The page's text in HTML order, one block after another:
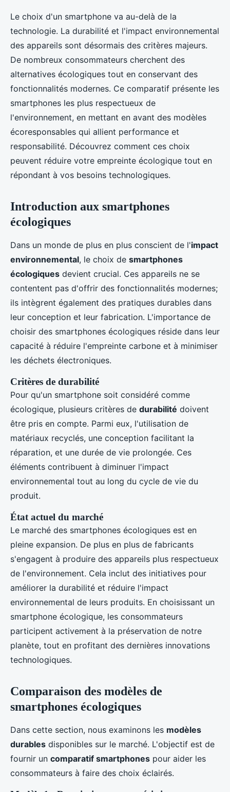
Comparatif smartphones : Les
choix les plus écologiques
Mathys•9 octobre 2024•5 min de lecture
Le choix d'un smartphone va au-delà de la
technologie. La durabilité et l'impact environnemental
des appareils sont désormais des critères majeurs.
De nombreux consommateurs cherchent des
alternatives écologiques tout en conservant des
fonctionnalités modernes. Ce comparatif présente les
smartphones les plus respectueux de
l'environnement, en mettant en avant des modèles
écoresponsables qui allient performance et
responsabilité. Découvrez comment ces choix
peuvent réduire votre empreinte écologique tout en
répondant à vos besoins technologiques.
Introduction aux smartphones
écologiques
Dans un monde de plus en plus conscient de l'impact
environnemental, le choix de smartphones
écologiques devient crucial. Ces appareils ne se
contentent pas d'offrir des fonctionnalités modernes;
ils intègrent également des pratiques durables dans
leur conception et leur fabrication. L'importance de
choisir des smartphones écologiques réside dans leur
capacité à réduire l'empreinte carbone et à minimiser
les déchets électroniques.
Critères de durabilité
Pour qu'un smartphone soit considéré comme
écologique, plusieurs critères de durabilité doivent
être pris en compte. Parmi eux, l'utilisation de
matériaux recyclés, une conception facilitant la
réparation, et une durée de vie prolongée. Ces
éléments contribuent à diminuer l'impact
environnemental tout au long du cycle de vie du
produit.
État actuel du marché
Le marché des smartphones écologiques est en
pleine expansion. De plus en plus de fabricants
s'engagent à produire des appareils plus respectueux
de l'environnement. Cela inclut des initiatives pour
améliorer la durabilité et réduire l'impact
environnemental de leurs produits. En choisissant un
smartphone écologique, les consommateurs
participent activement à la préservation de notre
planète, tout en profitant des dernières innovations
technologiques.
Comparaison des modèles de
smartphones écologiques
Dans cette section, nous examinons les modèles
durables disponibles sur le marché. L'objectif est de
fournir un comparatif smartphones pour aider les
consommateurs à faire des choix éclairés.